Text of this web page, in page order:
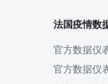
法国疫情数
官方数据仪
官方数据仪